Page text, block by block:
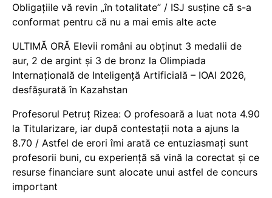
Obligațiile vă revin „în totalitate” / ISJ susține că s-a
conformat pentru că nu a mai emis alte acte
ULTIMĂ ORĂ Elevii români au obținut 3 medalii de
aur, 2 de argint și 3 de bronz la Olimpiada
Internațională de Inteligență Artificială – IOAI 2026,
desfășurată în Kazahstan
Profesorul Petruț Rizea: O profesoară a luat nota 4.90
la Titularizare, iar după contestații nota a ajuns la
8.70 / Astfel de erori îmi arată ce entuziasmați sunt
profesorii buni, cu experiență să vină la corectat și ce
resurse financiare sunt alocate unui astfel de concurs
important